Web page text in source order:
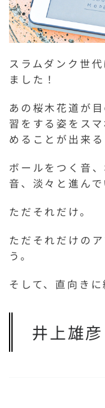
スラムダンク世
ました！
あの桜木花道が
習をする姿をス
めることが出来る
ボールをつく音
音、淡々と進んで
ただそれだけ。
ただそれだけの
う。
そして、直向き
井上雄